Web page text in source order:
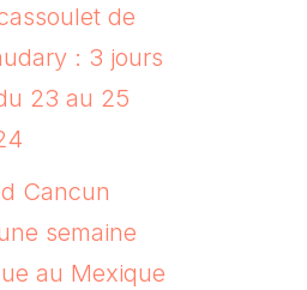
de
: 3 jours
23 au 25
Cancun
semaine
au Mexique